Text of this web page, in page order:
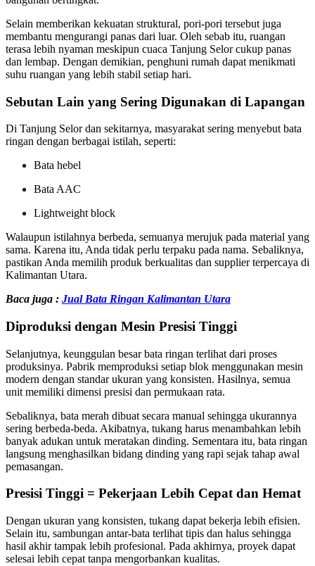
Selain memberikan kekuatan struktural, pori-pori tersebut juga
membantu mengurangi panas dari luar. Oleh sebab itu, ruangan
terasa lebih nyaman meskipun cuaca Tanjung Selor cukup panas
dan lembap. Dengan demikian, penghuni rumah dapat menikmati
suhu ruangan yang lebih stabil setiap hari.
Sebutan Lain yang Sering Digunakan di Lapangan
Di Tanjung Selor dan sekitarnya, masyarakat sering menyebut bata
ringan dengan berbagai istilah, seperti:
Bata hebel
Bata AAC
Lightweight block
Walaupun istilahnya berbeda, semuanya merujuk pada material yang
sama. Karena itu, Anda tidak perlu terpaku pada nama. Sebaliknya,
pastikan Anda memilih produk berkualitas dan supplier terpercaya di
Kalimantan Utara.
Baca juga : Jual Bata Ringan Kalimantan Utara
Diproduksi dengan Mesin Presisi Tinggi
Selanjutnya, keunggulan besar bata ringan terlihat dari proses
produksinya. Pabrik memproduksi setiap blok menggunakan mesin
modern dengan standar ukuran yang konsisten. Hasilnya, semua
unit memiliki dimensi presisi dan permukaan rata.
Sebaliknya, bata merah dibuat secara manual sehingga ukurannya
sering berbeda-beda. Akibatnya, tukang harus menambahkan lebih
banyak adukan untuk meratakan dinding. Sementara itu, bata ringan
langsung menghasilkan bidang dinding yang rapi sejak tahap awal
pemasangan.
Presisi Tinggi = Pekerjaan Lebih Cepat dan Hemat
Dengan ukuran yang konsisten, tukang dapat bekerja lebih efisien.
Selain itu, sambungan antar-bata terlihat tipis dan halus sehingga
hasil akhir tampak lebih profesional. Pada akhirnya, proyek dapat
selesai lebih cepat tanpa mengorbankan kualitas.